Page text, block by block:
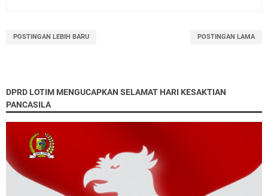
POSTINGAN LEBIH BARU POSTINGAN LAMA
DPRD LOTIM MENGUCAPKAN SELAMAT HARI KESAKTIAN
PANCASILA